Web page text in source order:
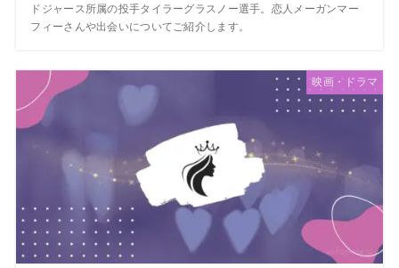
ドジャース所属の投手タイラーグラスノー選手。恋人メーガンマー
フィーさんや出会いについてご紹介します。
映画・ドラマ